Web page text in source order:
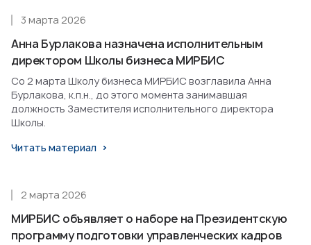
Анна Бурлакова назначена исполнительным
директором Школы бизнеса МИРБИС
3 марта 2026
Со 2 марта Школу бизнеса МИРБИС возглавила Анна
Бурлакова, к.п.н., до этого момента занимавшая
должность Заместителя исполнительного директора
Школы.
Читать материал
МИРБИС объявляет о наборе на Президентскую
программу подготовки управленческих кадров
2 марта 2026